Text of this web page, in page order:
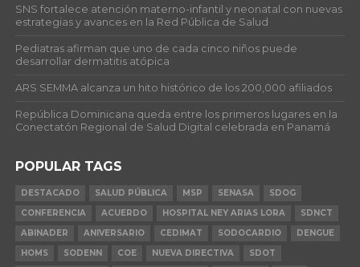
SNS fortalece atención materno-infantil y neonatal con nuevas
estrategias y avances en la Red Pública de Salud
Pediatras afirman que uno de cada cinco niños puede
desarrollar dermatitis atópica
ARS SEMMA alcanza un hito histórico de los 200,000 afiliados
República Dominicana queda entre los primeros lugares en la
Conectatón Regional de Salud Digital celebrada en Panamá
POPULAR TAGS
DESTACADO SALUD PÚBLICA MSP SENASA
SDOG
CONFERENCIA
ACUERDO HOSPITAL NEY ARIAS LORA
SDNCT
ABINADER
ANIVERSARIO CEDIMAT SODOCARDIO
DENGUE
HOMS
SODENN COE NUEVA DIRECTIVA SDOT